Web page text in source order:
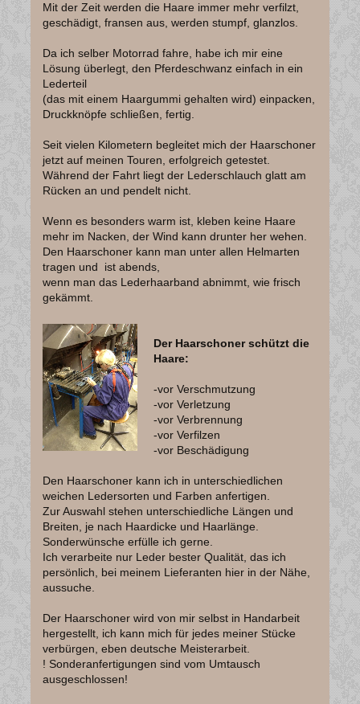
Mit der Zeit werden die Haare immer mehr verfilzt,
geschädigt, fransen aus, werden stumpf, glanzlos.
Da ich selber Motorrad fahre, habe ich mir eine
Lösung überlegt, den Pferdeschwanz einfach in ein
Lederteil
(das mit einem Haargummi gehalten wird) einpacken,
Druckknöpfe schließen, fertig.
Seit vielen Kilometern begleitet mich der Haarschoner
jetzt auf meinen Touren, erfolgreich getestet.
Während der Fahrt liegt der Lederschlauch glatt am
Rücken an und pendelt nicht.
Wenn es besonders warm ist, kleben keine Haare
mehr im Nacken, der Wind kann drunter her wehen.
Den Haarschoner kann man unter allen Helmarten
tragen und ist abends,
wenn man das Lederhaarband abnimmt, wie frisch
gekämmt.
Der Haarschoner schützt die
Haare:
-vor Verschmutzung
-vor Verletzung
-vor Verbrennung
-vor Verfilzen
-vor Beschädigung
Den Haarschoner kann ich in unterschiedlichen
weichen Ledersorten und Farben anfertigen.
Zur Auswahl stehen unterschiedliche Längen und
Breiten, je nach Haardicke und Haarlänge.
Sonderwünsche erfülle ich gerne.
Ich verarbeite nur Leder bester Qualität, das ich
persönlich, bei meinem Lieferanten hier in der Nähe,
aussuche.
Der Haarschoner wird von mir selbst in Handarbeit
hergestellt, ich kann mich für jedes meiner Stücke
verbürgen, eben deutsche Meisterarbeit.
! Sonderanfertigungen sind vom Umtausch
ausgeschlossen!